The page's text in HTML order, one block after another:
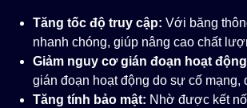
Tăng tốc độ truy cập: Với băng
nhanh chóng, giúp nâng cao chất
Giảm nguy cơ gián đoạn hoạt
gián đoạn hoạt động do sự cố
Tăng tính bảo mật: Nhờ được kết